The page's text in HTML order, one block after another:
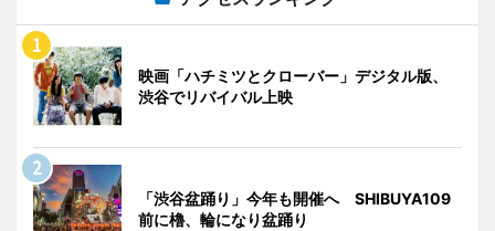
映画「ハチミツとクローバー」デジタル版、
渋谷でリバイバル上映
「渋谷盆踊り」今年も開催へ SHIBUYA109
前に櫓、輪になり盆踊り